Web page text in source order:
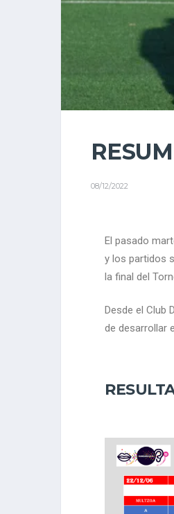
08/12/2022
El pasado
y los partidos
la final del
Desde el Club
de desarrollar